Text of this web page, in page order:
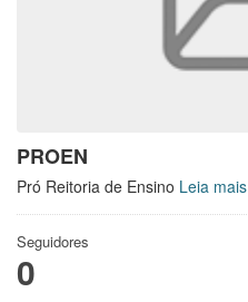
PROEN
Pró Reitoria de Ensino Leia mais
Seguidores
0